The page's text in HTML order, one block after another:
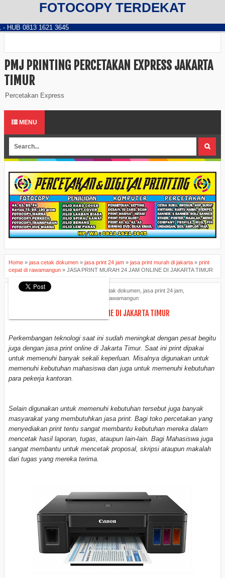
FOTOCOPY TERDEKAT
1621 3645
PMJ PRINTING PERCETAKAN EXPRESS JAKARTA
TIMUR
Percetakan Express
MENU
Home » jasa cetak dokumen » jasa print 24 jam » jasa print murah di jakarta » print
cepat di rawamangun » JASA PRINT MURAH 24 JAM ONLINE DI JAKARTA TIMUR
ANAGROUP Percetakan jasa cetak dokumen jasa print 24 jam
print cepat di rawamangun
JASA PRINT MURAH 24 JAM ONLINE DI JAKARTA TIMUR
Perkembangan teknologi saat ini sudah meningkat dengan pesat begitu
juga dengan jasa print online di Jakarta Timur. Saat ini print dipakai
untuk memenuhi banyak sekali keperluan. Misalnya digunakan untuk
memenuhi kebutuhan mahasiswa dan juga untuk memenuhi kebutuhan
para pekerja kantoran.
Selain digunakan untuk memenuhi kebutuhan tersebut juga banyak
masyarakat yang membutuhkan jasa print. Bagi toko percetakan yang
menyediakan print tentu sangat membantu kebutuhan mereka dalam
mencetak hasil laporan, tugas, ataupun lain-lain. Bagi Mahasiswa juga
sangat membantu untuk mencetak proposal, skripsi ataupun makalah
dari tugas yang mereka terima.